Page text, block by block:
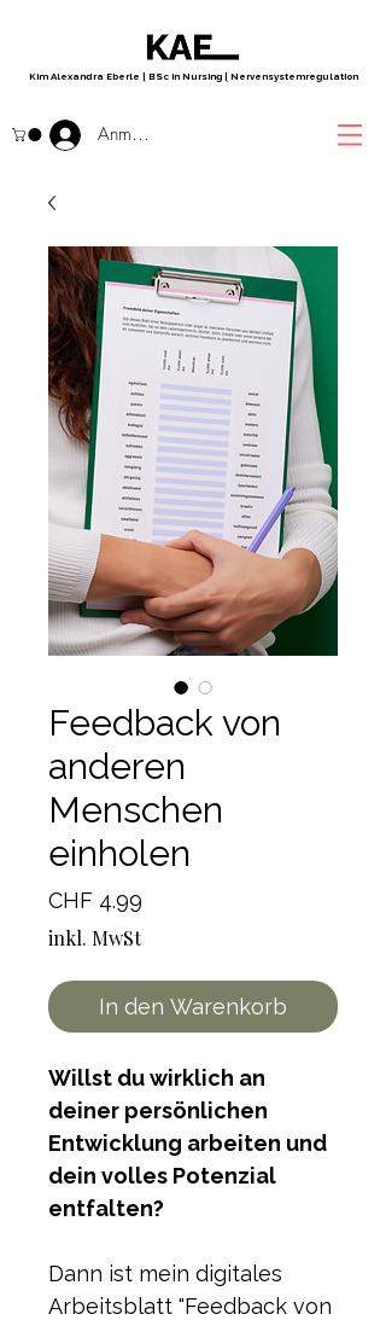
Kim Alexandra Eberle | BSc in Nursing | Nervensystemregulation
Anmelden
Feedback von
anderen
Menschen
einholen
CHF 4.99
inkl. MwSt
In den Warenkorb
Willst du wirklich an
deiner persönlichen
Entwicklung arbeiten und
dein volles Potenzial
entfalten?
Dann ist mein digitales
Arbeitsblatt "Feedback von